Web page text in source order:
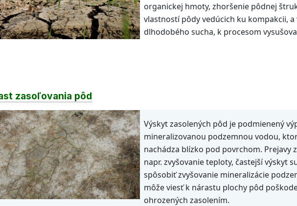
organickej hmoty, zhoršenie pôdnej
vlastností pôdy vedúcich ku kompakcii,
dlhodobého sucha, k procesom
zasoľovania pôd
Výskyt zasolených pôd je podmienený
mineralizovanou podzemnou vodou,
nachádza blízko pod povrchom. Prejavy
napr. zvyšovanie teploty, častejší výskyt
spôsobiť zvyšovanie mineralizácie
môže viesť k nárastu plochy pôd
ohrozených zasolením.